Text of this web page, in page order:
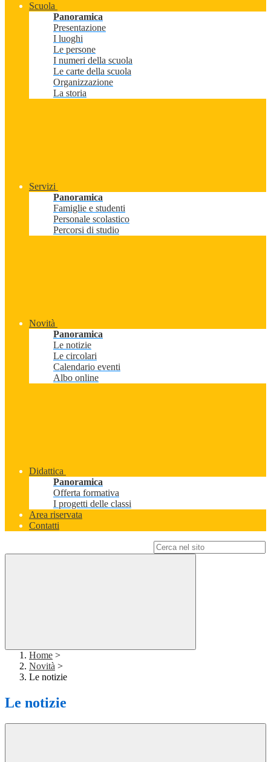
Scuola
Panoramica
Presentazione
I luoghi
Le persone
I numeri della scuola
Le carte della scuola
Organizzazione
La storia
Servizi
Panoramica
Famiglie e studenti
Personale scolastico
Percorsi di studio
Novità
Panoramica
Le notizie
Le circolari
Calendario eventi
Albo online
Didattica
Panoramica
Offerta formativa
I progetti delle classi
Area riservata
Contatti
Home >
Novità >
Le notizie
Le notizie